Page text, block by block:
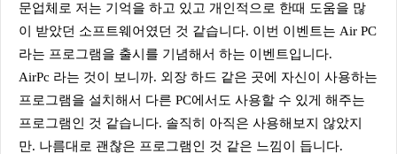
문업체로 저는 기억을 하고 있고 개인적으로 한때 도움을 많
이 받았던 소프트웨어였던 것 같습니다. 이번 이벤트는 Air PC
라는 프로그램을 출시를 기념해서 하는 이벤트입니다.
AirPc 라는 것이 보니까. 외장 하드 같은 곳에 자신이 사용하는
프로그램을 설치해서 다른 PC에서도 사용할 수 있게 해주는
프로그램인 것 같습니다. 솔직히 아직은 사용해보지 않았지
만. 나름대로 괜찮은 프로그램인 것 같은 느낌이 듭니다.